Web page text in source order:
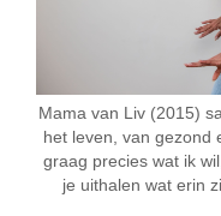
Mama van Liv (2015)
het leven, van gezond
graag precies wat ik
je uithalen wat erin